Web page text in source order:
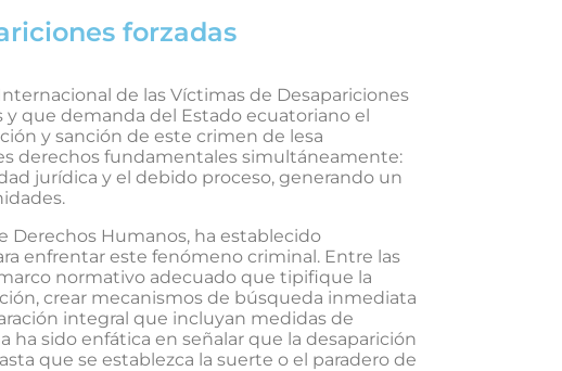
forzadas
de las Víctimas de Desapariciones
y que demanda del Estado ecuatoriano el
y sanción de este crimen de lesa
derechos fundamentales simultáneamente:
jurídica y el debido proceso, generando un
Derechos Humanos, ha establecido
enfrentar este fenómeno criminal. Entre las
normativo adecuado que tipifique la
crear mecanismos de búsqueda inmediata
integral que incluyan medidas de
sido enfática en señalar que la desaparición
que se establezca la suerte o el paradero de